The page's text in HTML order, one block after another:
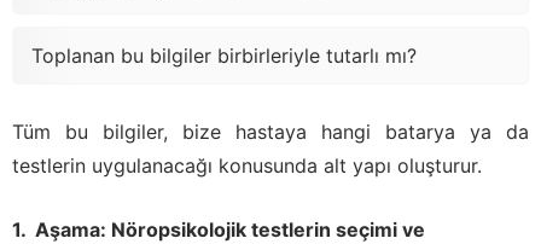
Toplanan bu bilgiler birbirleriyle tutarlı mı?
Tüm bu bilgiler, bize hastaya hangi batarya ya da
testlerin uygulanacağı konusunda alt yapı oluşturur.
Aşama: Nöropsikolojik testlerin seçimi ve